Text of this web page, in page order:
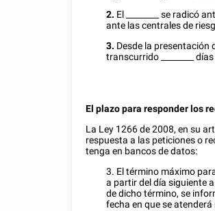
2. El se radicó
ante las centrales de
3. Desde la presentación
transcurrido
El plazo para responder los
La Ley 1266 de 2008, en su
respuesta a las peticiones o
tenga en bancos de datos:
3. El término máximo
a partir del día siguiente
de dicho término, se
fecha en que se